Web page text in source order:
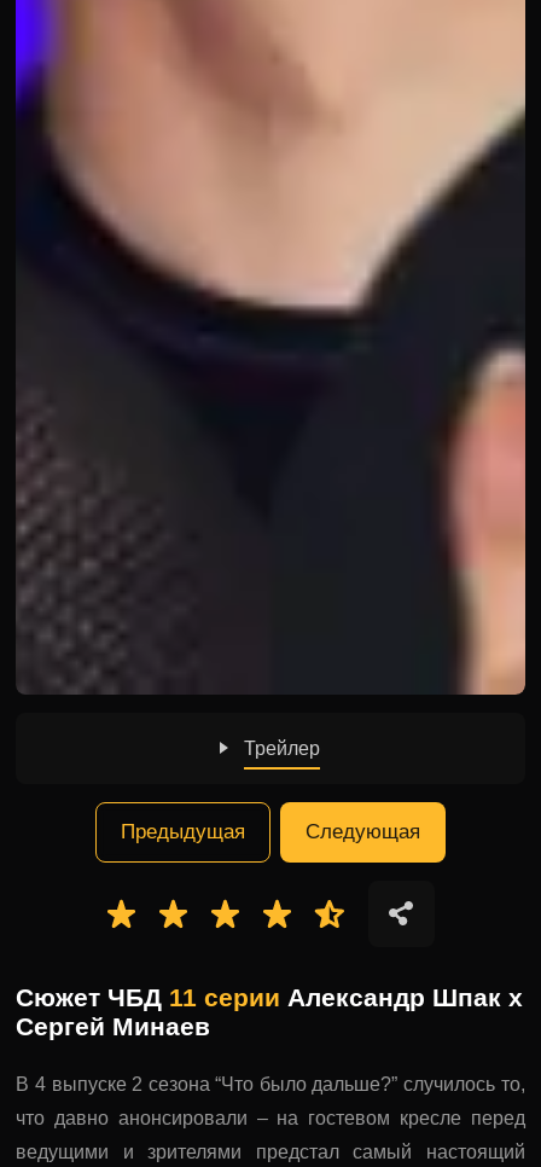
Трейлер
Предыдущая Следующая
Сюжет ЧБД 11 серии Александр Шпак x
Сергей Минаев
В 4 выпуске 2 сезона “Что было дальше?” случилось то,
что давно анонсировали – на гостевом кресле перед
ведущими и зрителями предстал самый настоящий